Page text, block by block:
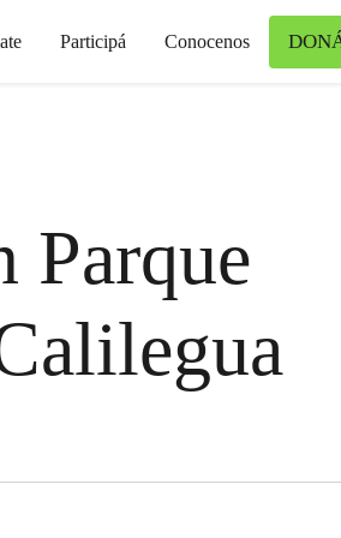
Participá Conocenos
Parque